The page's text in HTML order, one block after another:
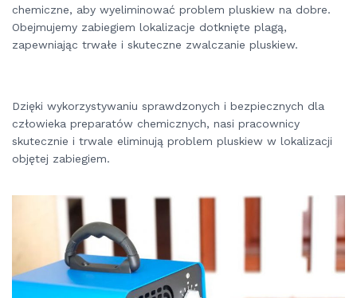
chemiczne, aby wyeliminować problem pluskiew na dobre.
Obejmujemy zabiegiem lokalizacje dotknięte plagą,
zapewniając trwałe i skuteczne zwalczanie pluskiew.
Dzięki wykorzystywaniu sprawdzonych i bezpiecznych dla
człowieka preparatów chemicznych, nasi pracownicy
skutecznie i trwale eliminują problem pluskiew w lokalizacji
objętej zabiegiem.